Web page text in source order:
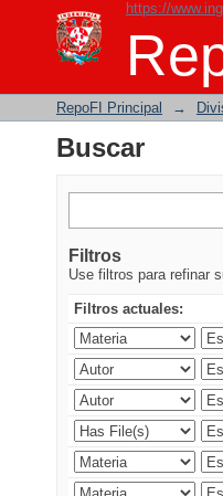
https://
Buscar
RepoFI Principal →
Buscar
Filtros
Use filtros para refinar
Filtros actuales: